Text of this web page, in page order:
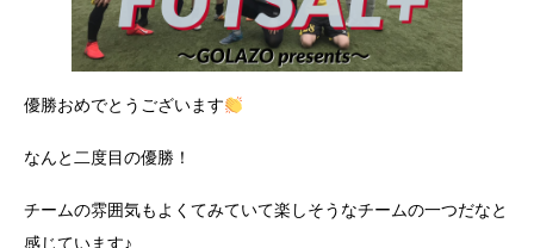
優勝おめでとうございます
なんと二度目の優勝！
チームの雰囲気もよくてみていて楽しそうなチームの一つだなと
感じています♪